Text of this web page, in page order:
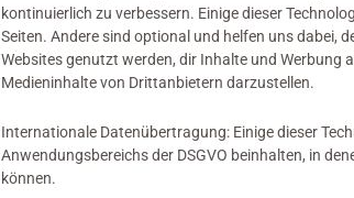
kontinuierlich zu verbessern. Einige dieser
Seiten. Andere sind optional und helfen uns dabei,
Websites genutzt werden, dir Inhalte und Werbung
Medieninhalte von Drittanbietern darzustellen.
Internationale Datenübertragung: Einige dieser
Anwendungsbereichs der DSGVO beinhalten, in
können.